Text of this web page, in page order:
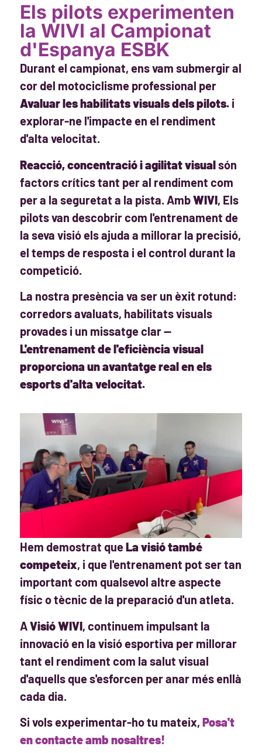
Els pilots experimenten
la WIVI al Campionat
d'Espanya ESBK
Durant el campionat, ens vam submergir al
cor del motociclisme professional per
Avaluar les habilitats visuals dels pilots. i
explorar-ne l'impacte en el rendiment
d'alta velocitat.
Reacció, concentració i agilitat visualsón
factors crítics tant per al rendiment com
per a la seguretat a la pista. AmbWIVI, Els
pilots van descobrir com l'entrenament de
la seva visió els ajuda a millorar la precisió,
el temps de resposta i el control durant la
competició.
La nostra presència va ser un èxit rotund:
corredors avaluats, habilitats visuals
provades i un missatge clar —
L'entrenament de l'eficiència visual
proporciona un avantatge real en els
esports d'alta velocitat.
Hem demostrat queLa visió també
competeix, i que l'entrenament pot ser tan
important com qualsevol altre aspecte
físic o tècnic de la preparació d'un atleta.
AVisió WIVI, continuem impulsant la
innovació en la visió esportiva per millorar
tant el rendiment com la salut visual
d'aquells que s'esforcen per anar més enllà
cada dia.
Si vols experimentar-ho tu mateix, Posa't
en contacte amb nosaltres!